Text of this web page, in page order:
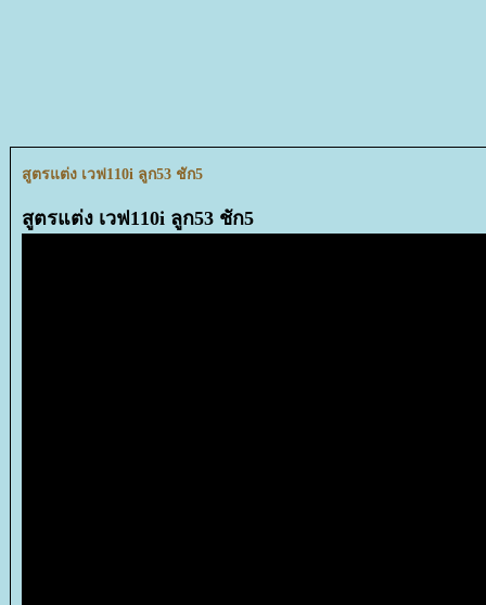
สูตรแต่ง เวฟ110i ลูก53 ชัก5
สูตรแต่ง เวฟ110i ลูก53 ชัก5